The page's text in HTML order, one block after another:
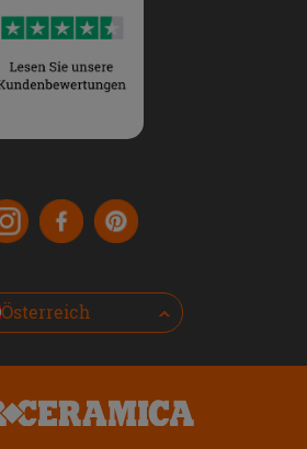
Österreich